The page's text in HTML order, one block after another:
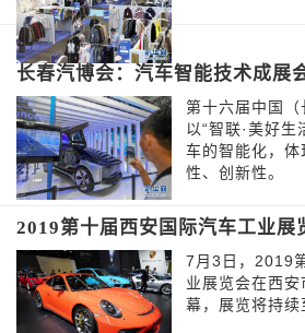
长春汽博会：汽车智能技术成展
第十六届中国
以“智联·美好生
车的智能化，体
性、创新性。
2019第十届西安国际汽车工业展
7月3日，2019
业展览会在西
幕，展览将持续